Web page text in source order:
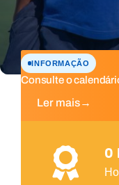
INFORMAÇÃO
Consulte o
Ler mais→
O